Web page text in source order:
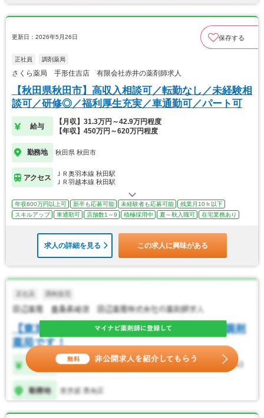
更新日：2026年5月26日 保存する
正社員 調剤薬局
さくら薬局 手形住吉店 有限会社赤井の薬剤師求人
【秋田県秋田市】高収入相談可／転勤なし／未経験相
談可／研修◎／福利厚生充実／車通勤可／パート可
給与
【月収】31.3万円～42.9万円程度
【年収】450万円～620万円程度
勤務地 秋田県 秋田市
アクセス
ＪＲ奥羽本線 秋田駅
ＪＲ羽越本線 秋田駅
年収600万円以上可 新卒も応募可能 未経験者も応募可能
残業月10ｈ以下
スキルアップ
車通勤可 店舗数1～9 積極採用中 夏～秋入職可 在宅業務あり
求人の詳細を見る この求人に興味がある